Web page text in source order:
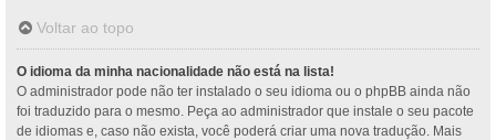
Voltar ao topo
O idioma da minha nacionalidade não está na lista!
O administrador pode não ter instalado o seu idioma ou o phpBB ainda não
foi traduzido para o mesmo. Peça ao administrador que instale o seu pacote
de idiomas e, caso não exista, você poderá criar uma nova tradução. Mais